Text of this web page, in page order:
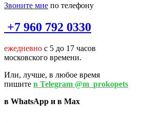
Звоните мне по телефону
+7 960 792 0330
ежедневно с 5 до 17 часов
московского времени.
Или, лучше, в любое время
пишите в Telegram @m_prokopets
в WhatsApp и в Max